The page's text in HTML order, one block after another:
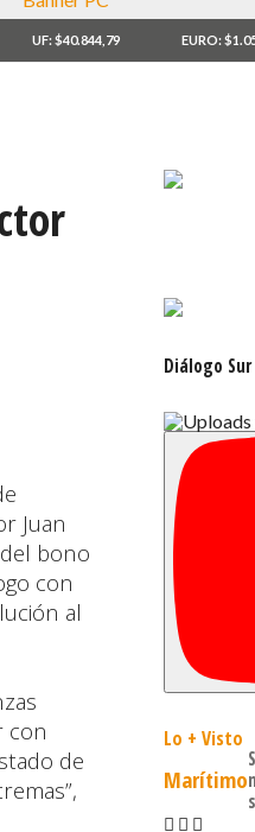
UF: $40.844,79 EURO:
Juan
bono
con
al
con
de
Diálogo Sur
Lo + Visto
Marítimo